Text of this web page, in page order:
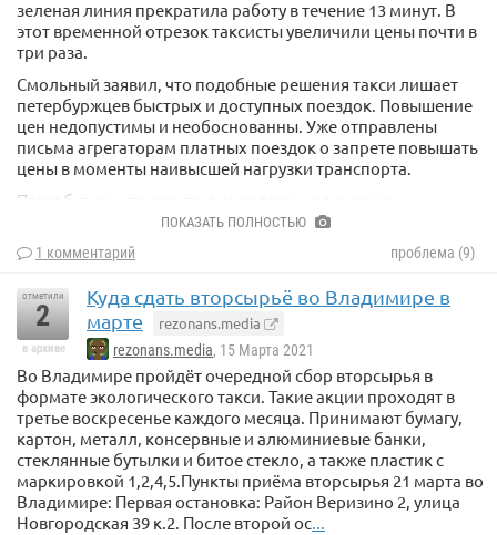
зеленая линия прекратила работу в течение 13 минут. В
этот временной отрезок таксисты увеличили цены почти в
три раза.
Смольный заявил, что подобные решения такси лишает
петербуржцев быстрых и доступных поездок. Повышение
цен недопустимы и необоснованны. Уже отправлены
письма агрегаторам платных поездок о запрете повышать
цены в моменты наивысшей нагрузки транспорта.
Петербуржцы полностью солидарны с решением
Смольного, поэтому ожидаем адекватных цен такси.
ПОКАЗАТЬ ПОЛНОСТЬЮ
1 комментарий проблема (9)
отметили
2
в архиве
Куда сдать вторсырьё во Владимире в
марте
rezonans.media
rezonans.media, 15 Марта 2021
Во Владимире пройдёт очередной сбор вторсырья в
формате экологического такси. Такие акции проходят в
третье воскресенье каждого месяца. Принимают бумагу,
картон, металл, консервные и алюминиевые банки,
стеклянные бутылки и битое стекло, а также пластик с
маркировкой 1,2,4,5.Пункты приёма вторсырья 21 марта во
Владимире: Первая остановка: Район Веризино 2, улица
Новгородская 39 к.2. После второй ос...